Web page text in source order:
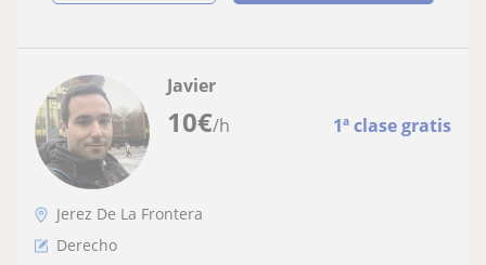
10€/h 1ª clase gratis
Javier
Jerez De La Frontera
Derecho